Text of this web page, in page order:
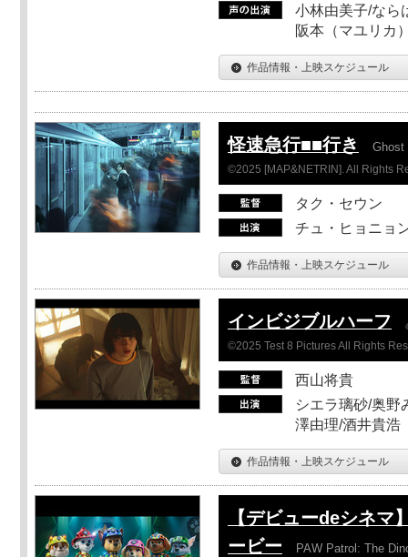
小林由美子/なら
阪本（マユリカ
作品情報・上映スケジュール
怪速急行■■行き Ghost
©2025 [MAP&NETRIN]. All Rights
タク・セウン
チュ・ヒョニョ
作品情報・上映スケジュール
インビジブルハーフ
©2025 Test 8 Pictures All Rights
西山将貴
シエラ璃砂/奥野
澤由理/酒井貴浩
作品情報・上映スケジュール
【デビューdeシネマ
ービー
PAW Patrol: The